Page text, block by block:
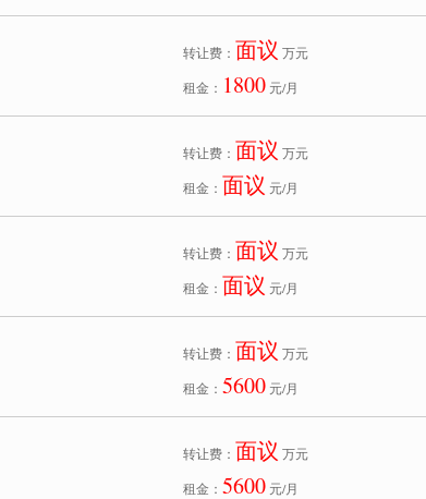
转让费： 面议 万元
租金： 1800 元/月
转让费： 面议 万元
租金： 面议 元/月
转让费： 面议 万元
租金： 面议 元/月
转让费： 面议 万元
租金： 5600 元/月
转让费： 面议 万元
租金： 5600 元/月